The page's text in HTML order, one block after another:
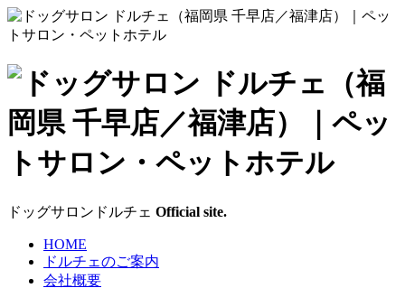
ド
ッ
グ
サ
ロ
ン
ドッグサロンドルチェ Official site.
HOME
ドルチェのご案内
会社概要